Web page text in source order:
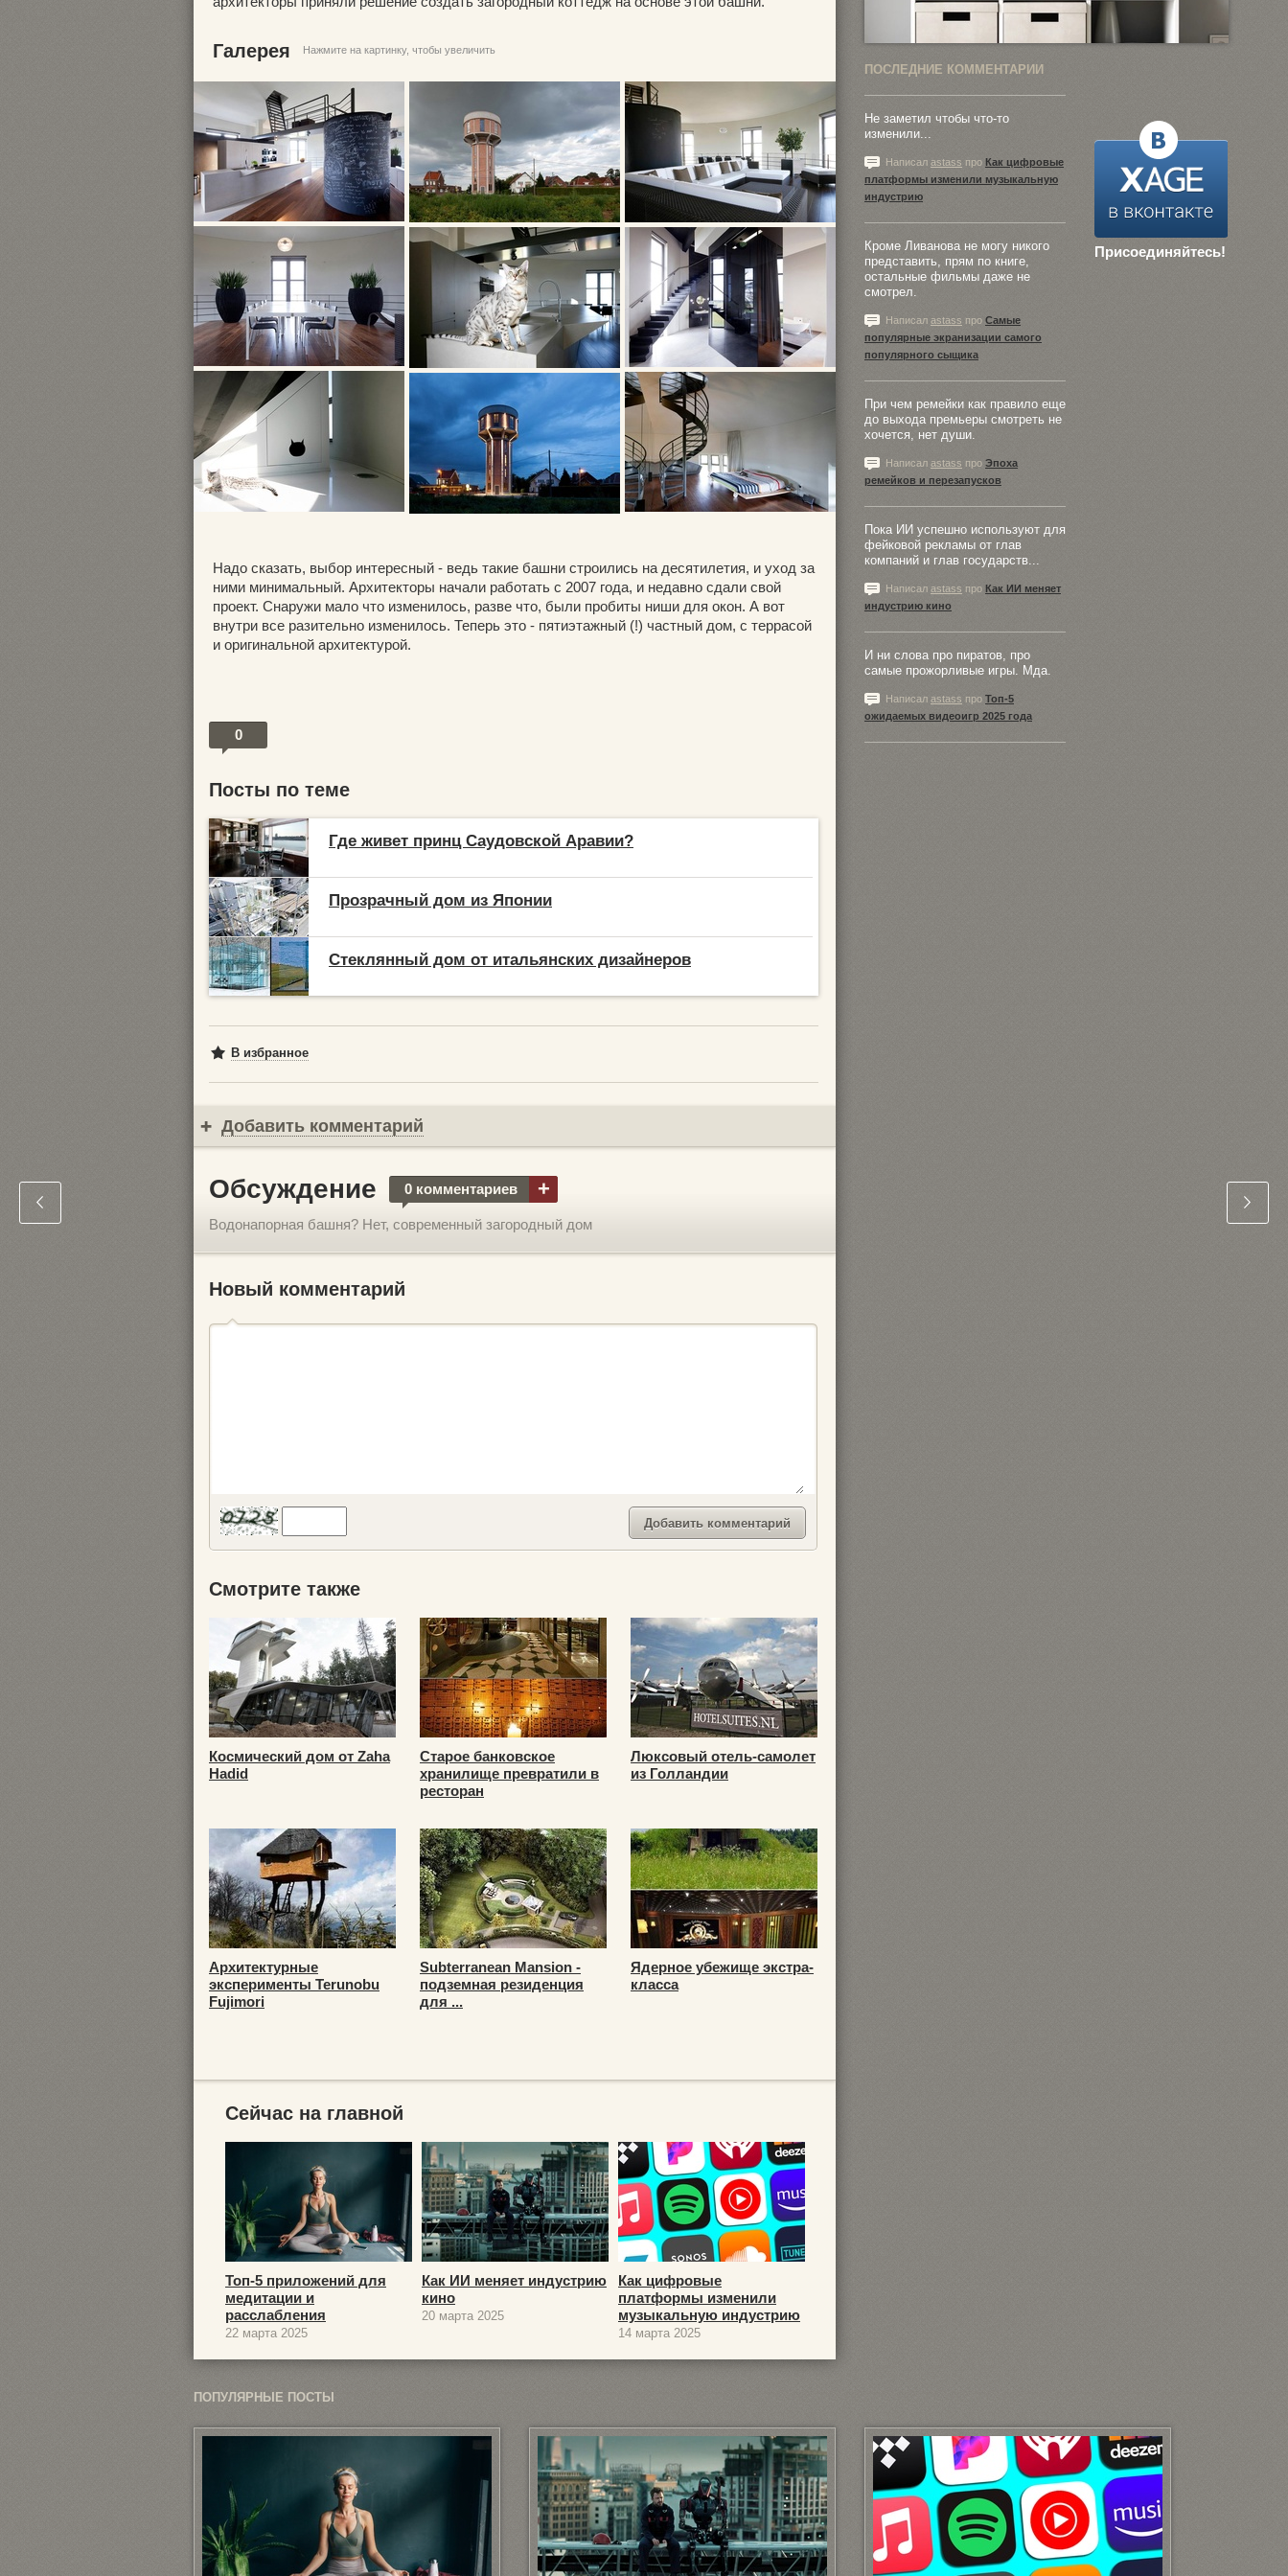
Галерея Нажмите на картинку, чтобы увеличить
Надо сказать, выбор интересный - ведь такие башни строились на десятилетия, и уход за
ними минимальный. Архитекторы начали работать с 2007 года, и недавно сдали свой
проект. Снаружи мало что изменилось, разве что, были пробиты ниши для окон. А вот
внутри все разительно изменилось. Теперь это - пятиэтажный (!) частный дом, с террасой
и оригинальной архитектурой.
0
Посты по теме
Где живет принц Саудовской Аравии?
Прозрачный дом из Японии
Стеклянный дом от итальянских дизайнеров
В избранное
Добавить комментарий
Обсуждение 0 комментариев +
Водонапорная башня? Нет, современный загородный дом
Новый комментарий
Смотрите также
Космический дом от Zaha
Hadid
Старое банковское
хранилище превратили в
ресторан
Люксовый отель-самолет
из Голландии
Архитектурные
эксперименты Terunobu
Fujimori
Subterranean Mansion -
подземная резиденция
для ...
Ядерное убежище экстра-
класса
Сейчас на главной
Топ-5 приложений для
медитации и
расслабления
22 марта 2025
Как ИИ меняет индустрию
кино
20 марта 2025
Как цифровые
платформы изменили
музыкальную индустрию
14 марта 2025
ПОСЛЕДНИЕ КОММЕНТАРИИ
Присоединяйтесь!
Не заметил чтобы что-то
изменили...
Написал astass про Как цифровые
платформы изменили музыкальную
индустрию
Кроме Ливанова не могу никого
представить, прям по книге,
остальные фильмы даже не
смотрел.
Написал astass про Самые
популярные экранизации самого
популярного сыщика
При чем ремейки как правило еще
до выхода премьеры смотреть не
хочется, нет души.
Написал astass про Эпоха
ремейков и перезапусков
Пока ИИ успешно используют для
фейковой рекламы от глав
компаний и глав государств...
Написал astass про Как ИИ меняет
индустрию кино
И ни слова про пиратов, про
самые прожорливые игры. Мда.
Написал astass про Топ-5
ожидаемых видеоигр 2025 года
ПОПУЛЯРНЫЕ ПОСТЫ